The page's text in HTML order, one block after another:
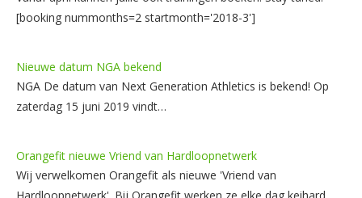
[booking nummonths=2 startmonth='2018-3']
Nieuwe datum NGA bekend
NGA De datum van Next Generation Athletics is bekend! Op
zaterdag 15 juni 2019 vindt…
Orangefit nieuwe Vriend van Hardloopnetwerk
Wij verwelkomen Orangefit als nieuwe 'Vriend van